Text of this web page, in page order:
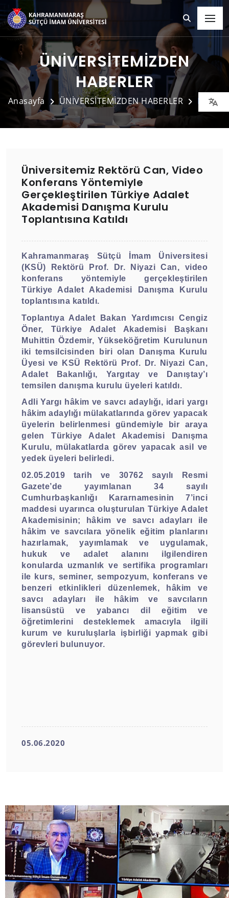
ÜNİVERSİTEMİZDEN
HABERLER
Anasayfa ÜNİVERSİTEMİZDEN HABERLER Detay
Üniversitemiz Rektörü Can, Video
Konferans Yöntemiyle
Gerçekleştirilen Türkiye Adalet
Akademisi Danışma Kurulu
Toplantısına Katıldı
Kahramanmaraş Sütçü İmam Üniversitesi
(KSÜ) Rektörü Prof. Dr. Niyazi Can, video
konferans yöntemiyle gerçekleştirilen
Türkiye Adalet Akademisi Danışma Kurulu
toplantısına katıldı.
Toplantıya Adalet Bakan Yardımcısı Cengiz
Öner, Türkiye Adalet Akademisi Başkanı
Muhittin Özdemir, Yükseköğretim Kurulunun
iki temsilcisinden biri olan Danışma Kurulu
Üyesi ve KSÜ Rektörü Prof. Dr. Niyazi Can,
Adalet Bakanlığı, Yargıtay ve Danıştay’ı
temsilen danışma kurulu üyeleri katıldı.
Adli Yargı hâkim ve savcı adaylığı, idari yargı
hâkim adaylığı mülakatlarında görev yapacak
üyelerin belirlenmesi gündemiyle bir araya
gelen Türkiye Adalet Akademisi Danışma
Kurulu, mülakatlarda görev yapacak asil ve
yedek üyeleri belirledi.
02.05.2019 tarih ve 30762 sayılı Resmi
Gazete’de yayımlanan 34 sayılı
Cumhurbaşkanlığı Kararnamesinin 7’inci
maddesi uyarınca oluşturulan Türkiye Adalet
Akademisinin; hâkim ve savcı adayları ile
hâkim ve savcılara yönelik eğitim planlarını
hazırlamak, yayımlamak ve uygulamak,
hukuk ve adalet alanını ilgilendiren
konularda uzmanlık ve sertifika programları
ile kurs, seminer, sempozyum, konferans ve
benzeri etkinlikleri düzenlemek, hâkim ve
savcı adayları ile hâkim ve savcıların
lisansüstü ve yabancı dil eğitim ve
öğretimlerini desteklemek amacıyla ilgili
kurum ve kuruluşlarla işbirliği yapmak gibi
görevleri bulunuyor.
05.06.2020